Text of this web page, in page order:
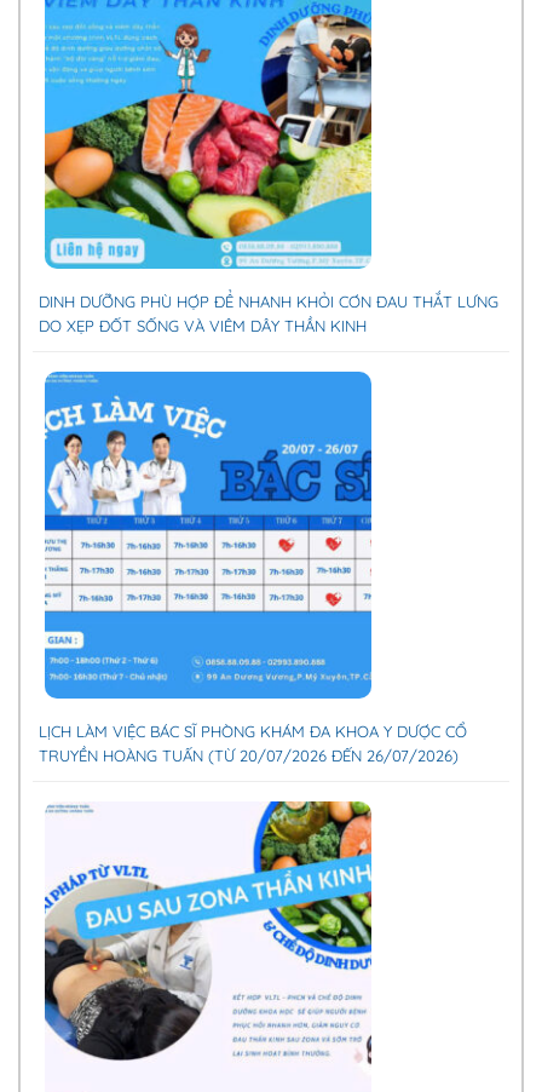
DINH DƯỠNG PHÙ HỢP ĐỂ NHANH KHỎI CƠN ĐAU THẮT LƯNG
DO XẸP ĐỐT SỐNG VÀ VIÊM DÂY THẦN KINH
LỊCH LÀM VIỆC BÁC SĨ PHÒNG KHÁM ĐA KHOA Y DƯỢC CỔ
TRUYỀN HOÀNG TUẤN (TỪ 20/07/2026 ĐẾN 26/07/2026)